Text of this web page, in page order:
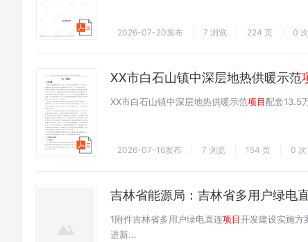
2026-07-20发布 7 浏览 224 页 0
XX市白石山镇中深层地热供暖示范
XX市白石山镇中深层地热供暖示范项目配套13.5
2026-07-16发布 7 浏览 154 页 0
吉林省能源局：吉林省多用户绿电
1附件吉林省多用户绿电直连项目开发建设实施方
进新...